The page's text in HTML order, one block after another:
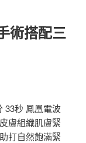
術搭配三
33秒 鳳凰電波
膚組織肌膚緊
打自然飽滿緊